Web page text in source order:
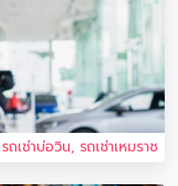
ถเช่าบ่อวิน, รถเช่าเหมราช